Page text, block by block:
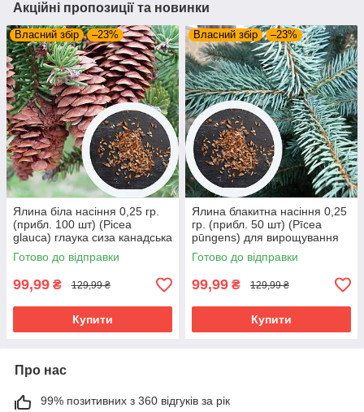
Акційні пропозиції та новинки
Власний збір –23%
Ялина біла насіння 0,25 гр.
(прибл. 100 шт) (Picea
glauca) глаука сиза канадська
для вирощування саджанців
Готово до відправки
99,99 ₴ 129,99 ₴
Купити
Власний збір –23%
Ялина блакитна насіння 0,25
гр. (прибл. 50 шт) (Pīcea
pūngens) для вирощування
саджанців
Готово до відправки
99,99 ₴ 129,99 ₴
Купити
Про нас
99% позитивних з 360 відгуків за рік